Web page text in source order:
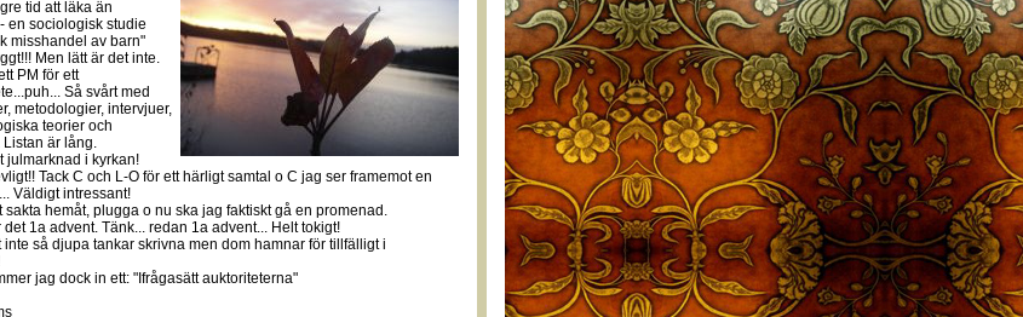
tid att läka än
en sociologisk studie
misshandel av barn"
Men lätt är det inte.
PM för ett
Så svårt med
metodologier, intervjuer,
teorier och
Listan är lång.
julmarknad i kyrkan!
Tack C och L-O för ett härligt samtal o C jag ser framemot en
Väldigt intressant!
sakta hemåt, plugga o nu ska jag faktiskt gå en promenad.
det 1a advent. Tänk... redan 1a advent... Helt tokigt!
inte så djupa tankar skrivna men dom hamnar för tillfälligt i
jag dock in ett: "Ifrågasätt auktoriteterna"